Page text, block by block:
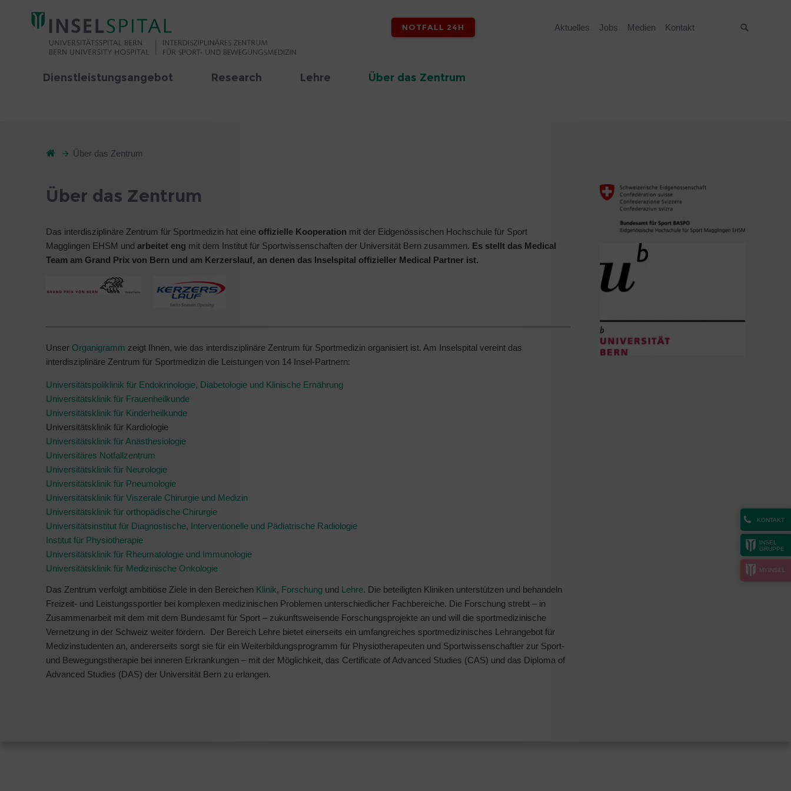
NOTFALL 24H Aktuelles Jobs Medien Kontakt
Dienstleistungsangebot Research Lehre Über das Zentrum
KONTAKT
INSEL
GRUPPE
MYINSEL
Über das Zentrum
Über das Zentrum
Das interdisziplinäre Zentrum für Sportmedizin hat eine offizielle Kooperation mit der Eidgenössischen Hochschule für Sport
Magglingen EHSM und arbeitet eng mit dem Institut für Sportwissenschaften der Universität Bern zusammen. Es stellt das Medical
Team am Grand Prix von Bern und am Kerzerslauf, an denen das Inselspital offizieller Medical Partner ist.
Unser Organigramm zeigt Ihnen, wie das interdisziplinäre Zentrum für Sportmedizin organisiert ist. Am Inselspital vereint das
interdisziplinäre Zentrum für Sportmedizin die Leistungen von 14 Insel-Partnern:
Universitätspoliklinik für Endokrinologie, Diabetologie und Klinische Ernährung
Universitätsklinik für Frauenheilkunde
Universitätsklinik für Kinderheilkunde
Universitätsklinik für Kardiologie
Universitätsklinik für Anästhesiologie
Universitäres Notfallzentrum
Universitätsklinik für Neurologie
Universitätsklinik für Pneumologie
Universitätsklinik für Viszerale Chirurgie und Medizin
Universitätsklinik für orthopädische Chirurgie
Universitätsinstitut für Diagnostische, Interventionelle und Pädiatrische Radiologie
Institut für Physiotherapie
Universitätsklinik für Rheumatologie und Immunologie
Universitätsklinik für Medizinische Onkologie
Das Zentrum verfolgt ambitiöse Ziele in den Bereichen Klinik, Forschung und Lehre. Die beteiligten Kliniken unterstützen und behandeln
Freizeit- und Leistungssportler bei komplexen medizinischen Problemen unterschiedlicher Fachbereiche. Die Forschung strebt – in
Zusammenarbeit mit dem mit dem Bundesamt für Sport – zukunftsweisende Forschungsprojekte an und will die sportmedizinische
Vernetzung in der Schweiz weiter fördern. Der Bereich Lehre bietet einerseits ein umfangreiches sportmedizinisches Lehrangebot für
Medizinstudenten an, andererseits sorgt sie für ein Weiterbildungsprogramm für Physiotherapeuten und Sportwissenschaftler zur Sport-
und Bewegungstherapie bei inneren Erkrankungen – mit der Möglichkeit, das Certificate of Advanced Studies (CAS) und das Diploma of
Advanced Studies (DAS) der Universität Bern zu erlangen.